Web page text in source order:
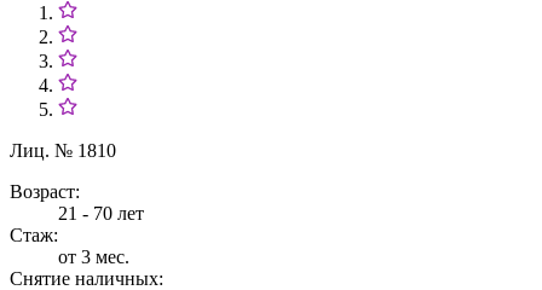
Лиц. № 1810
Возраст:
21 - 70 лет
Стаж:
от 3 мес.
Снятие наличных: